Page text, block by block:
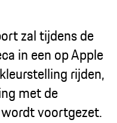
zal tijdens de
in een op Apple
rijden,
met de
voortgezet.